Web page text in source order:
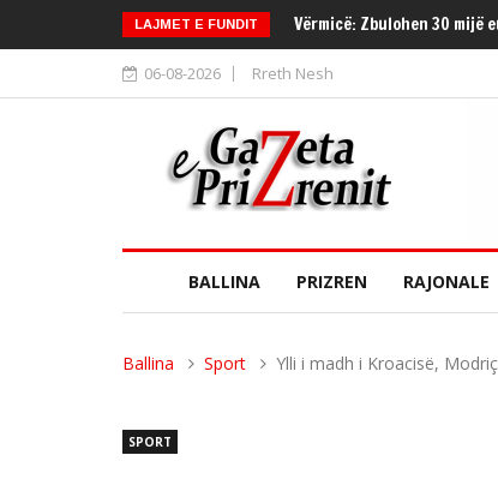
LAJMET E FUNDIT Vërmicë: Zbulohen 30 mijë
06-08-2026 Rreth Nesh
BALLINA PRIZREN RAJONALE
Ballina Sport Ylli i madh i Kroacisë,
SPORT